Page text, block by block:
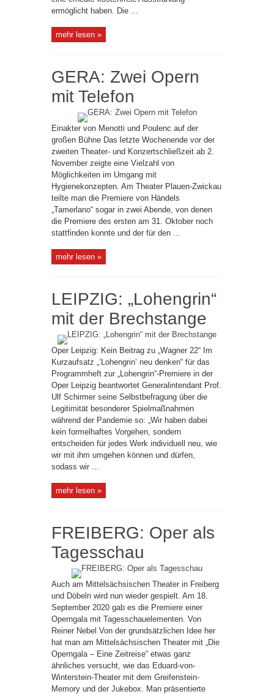
ermöglicht haben. Die ...
mehr lesen »
GERA: Zwei Opern
mit Telefon
Einakter von Menotti und Poulenc auf der
großen Bühne Das letzte Wochenende vor der
zweiten Theater- und Konzertschließzeit ab 2.
November zeigte eine Vielzahl von
Möglichkeiten im Umgang mit
Hygienekonzepten. Am Theater Plauen-Zwickau
teilte man die Premiere von Händels
„Tamerlano“ sogar in zwei Abende, von denen
die Premiere des ersten am 31. Oktober noch
stattfinden konnte und der für den ...
mehr lesen »
LEIPZIG: „Lohengrin“
mit der Brechstange
Oper Leipzig: Kein Beitrag zu „Wagner 22“ Im
Kurzaufsatz „’Lohengrin‘ neu denken“ für das
Programmheft zur „Lohengrin“-Premiere in der
Oper Leipzig beantwortet Generalintendant Prof.
Ulf Schirmer seine Selbstbefragung über die
Legitimität besonderer Spielmaßnahmen
während der Pandemie so: „Wir haben dabei
kein formelhaftes Vorgehen, sondern
entscheiden für jedes Werk individuell neu, wie
wir mit ihm umgehen können und dürfen,
sodass wir ...
mehr lesen »
FREIBERG: Oper als
Tagesschau
Auch am Mittelsächsischen Theater in Freiberg
und Döbeln wird nun wieder gespielt. Am 18.
September 2020 gab es die Premiere einer
Operngala mit Tagesschauelementen. Von
Reiner Nebel Von der grundsätzlichen Idee her
hat man am Mittelsächsischen Theater mit „Die
Operngala – Eine Zeitreise“ etwas ganz
ähnliches versucht, wie das Eduard-von-
Winterstein-Theater mit dem Greifenstein-
Memory und der Jukebox. Man präsentierte